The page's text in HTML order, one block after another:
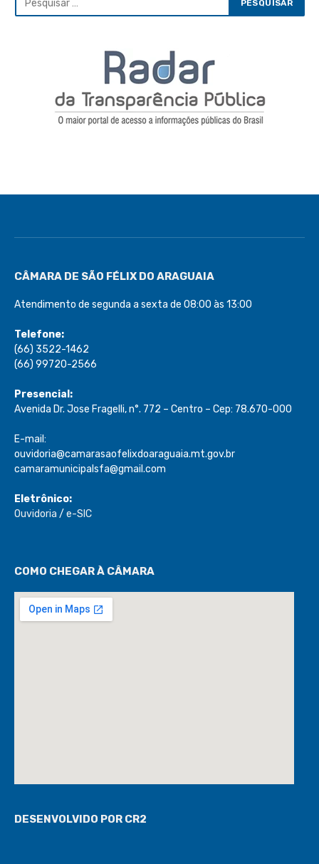
CÂMARA DE SÃO FÉLIX DO ARAGUAIA
Atendimento de segunda a sexta de 08:00 às 13:00
Telefone:
(66) 3522-1462
(66) 99720-2566
Presencial:
Avenida Dr. Jose Fragelli, n°. 772 – Centro – Cep: 78.670-000
E-mail:
ouvidoria@camarasaofelixdoaraguaia.mt.gov.br
camaramunicipalsfa@gmail.com
Eletrônico:
Ouvidoria / e-SIC
COMO CHEGAR À CÂMARA
DESENVOLVIDO POR CR2